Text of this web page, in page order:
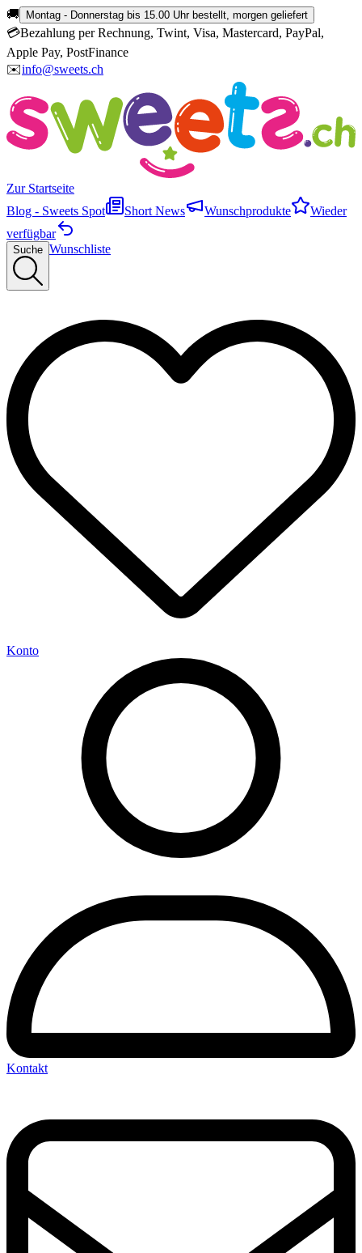
🚚 Montag - Donnerstag bis 15.00 Uhr bestellt, morgen geliefert
💳Bezahlung per Rechnung, Twint, Visa, Mastercard, PayPal,
Apple Pay, PostFinance
✉️info@sweets.ch
Zur Startseite
Blog - Sweets Spot
Short News Wunschprodukte
Wieder
verfügbar
Suche Wunschliste
Konto
Kontakt